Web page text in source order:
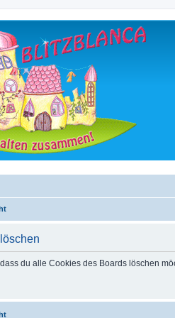
du alle Cookies des Boards löschen